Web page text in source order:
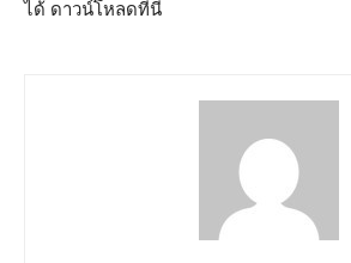
ได้ ดาวน์โหลดที่นี่